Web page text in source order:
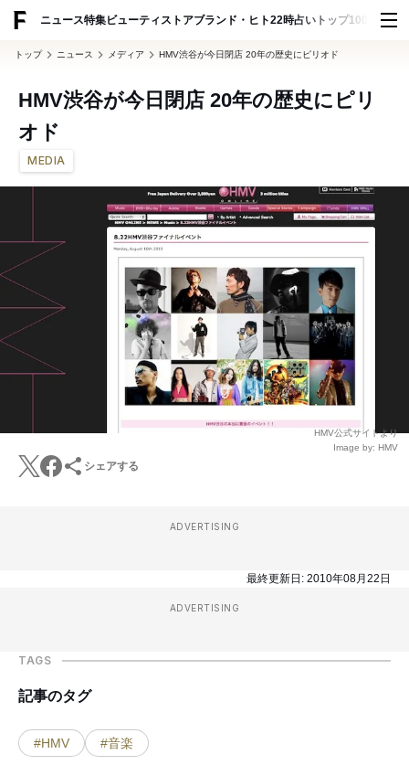
ニュース特集ビューティ ストアブランド・ヒト22時占い トップ100 スナッ
トップ ニュース メディア HMV渋谷が今日閉店 20年の歴史にピリオド
HMV渋谷が今日閉店 20年の歴史にピリ
オド
MEDIA
HMV公式サイトより
Image by: HMV
シェアする
ADVERTISING
最終更新日: 2010年08月22日
ADVERTISING
TAGS
記事のタグ
#HMV #音楽